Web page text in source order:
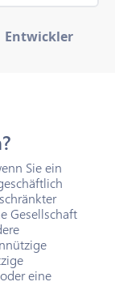
Entwickler
Sie ein
Gesellschaft
eine